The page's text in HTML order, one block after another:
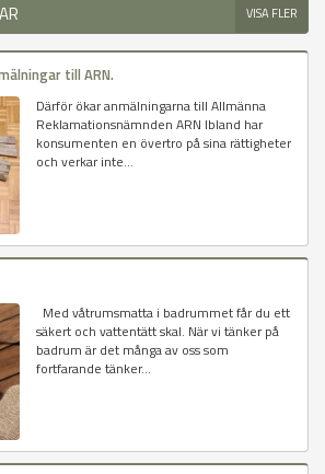
VISA FLER
till ARN.
Därför ökar anmälningarna till Allmänna
Reklamationsnämnden ARN Ibland har
konsumenten en övertro på sina rättigheter
och verkar inte...
Med våtrumsmatta i badrummet får du ett
säkert och vattentätt skal. När vi tänker på
badrum är det många av oss som
fortfarande tänker...